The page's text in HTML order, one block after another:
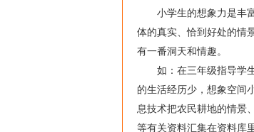
小学生的想象力是丰富
体的真实、恰到好处的情
有一番洞天和情趣。
如：在三年级指导学生
的生活经历少，想象空间
息技术把农民耕地的情景
等有关资料汇集在资料库